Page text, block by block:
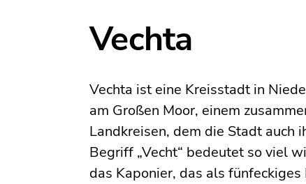
Vechta
Vechta ist eine Kreisstadt in
am Großen Moor, einem
Landkreisen, dem die Stadt auch
Begriff „Vecht“ bedeutet so viel
das Kaponier, das als